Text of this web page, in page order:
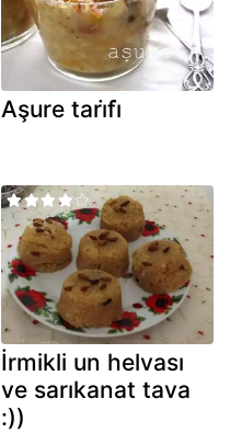
Aşure tari̇fi̇
İrmikli un helvası
ve sarıkanat tava
:))